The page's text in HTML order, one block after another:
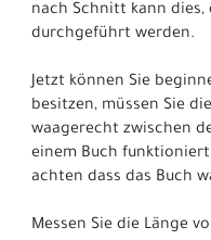
nach Schnitt kann dies,
durchgeführt werden.
Jetzt können Sie
besitzen, müssen Sie
waagerecht zwischen
einem Buch
achten dass das Buch
Messen Sie die Länge